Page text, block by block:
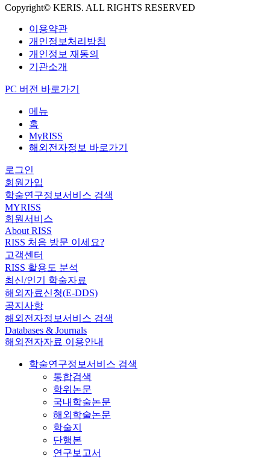
Copyright© KERIS. ALL RIGHTS RESERVED
이용약관
개인정보처리방침
개인정보 재동의
기관소개
PC 버전 바로가기
메뉴
홈
MyRISS
해외전자정보 바로가기
로그인
회원가입
학술연구정보서비스 검색
MYRISS
회원서비스
About RISS
RISS 처음 방문 이세요?
고객센터
RISS 활용도 분석
최신/인기 학술자료
해외자료신청(E-DDS)
공지사항
해외전자정보서비스 검색
Databases & Journals
해외전자자료 이용안내
학술연구정보서비스 검색
통합검색
학위논문
국내학술논문
해외학술논문
학술지
단행본
연구보고서